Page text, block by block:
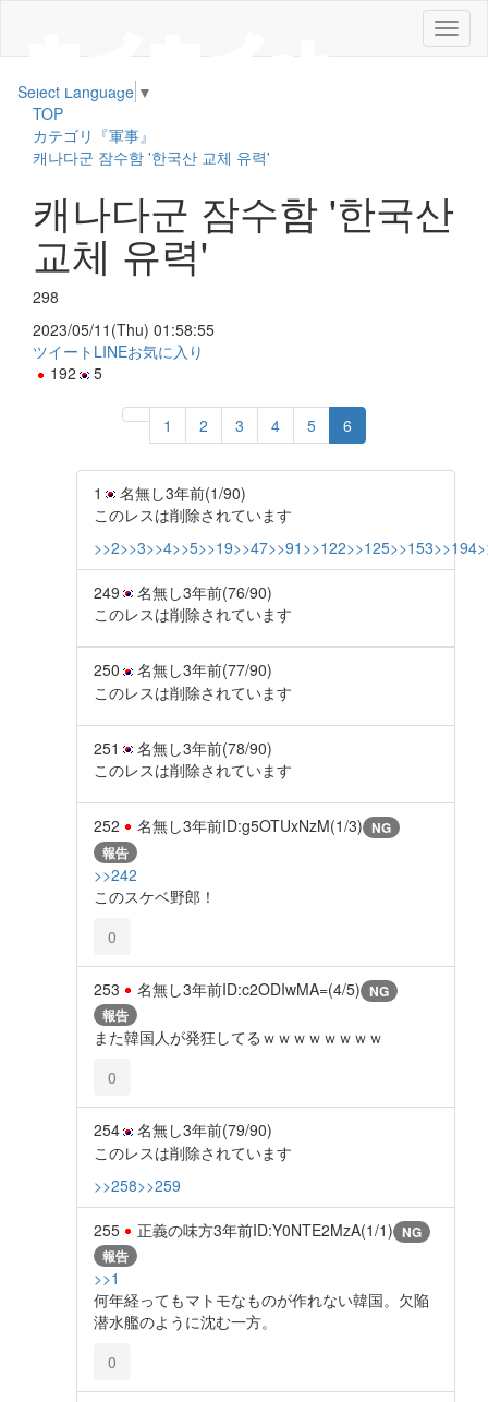
メ
ニ
Select Language ▼
TOP
カテゴリ『軍事』
캐나다군 잠수함 '한국산 교체 유력'
캐나다군 잠수함 '한국산
교체 유력'
298
2023/05/11(Thu) 01:58:55
ツイート LINEお気に入り
192
5
1 2 3 4 5 6
1 名無し3年前(1/90)
このレスは削除されています
>>2>>3>>4>>5>>19>>47>>91 >>122>>125>>153>>194
249 名無し3年前(76/90)
このレスは削除されています
250 名無し3年前(77/90)
このレスは削除されています
251 名無し3年前(78/90)
このレスは削除されています
252 名無し3年前ID:g5OTUxNzM(1/3) NG
報告
>>242
このスケベ野郎！
0
253 名無し3年前ID:c2ODIwMA=(4/5) NG
報告
また韓国人が発狂してるｗｗｗｗｗｗｗｗ
0
254 名無し3年前(79/90)
このレスは削除されています
>>258>>259
255 正義の味方3年前ID:Y0NTE2MzA(1/1) NG
報告
>>1
何年経ってもマトモなものが作れない韓国。欠陥
潜水艦のように沈む一方。
0